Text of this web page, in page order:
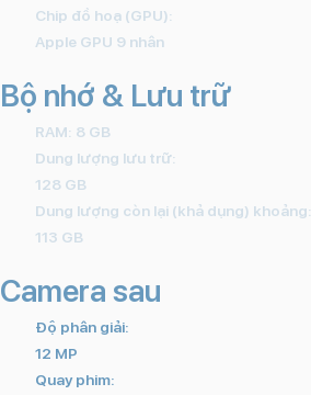
Chip đồ hoạ (GPU):
Apple GPU 9 nhân
Bộ nhớ & Lưu trữ
RAM: 8 GB
Dung lượng lưu trữ:
128 GB
Dung lượng còn lại (khả dụng) khoảng:
113 GB
Camera sau
Độ phân giải:
12 MP
Quay phim: